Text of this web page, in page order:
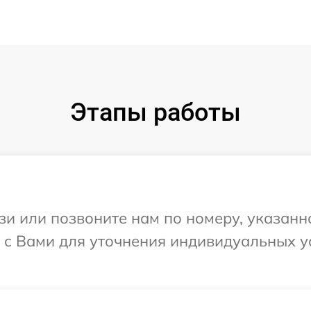
Этапы работы
или позвоните нам по номеру,
Вами для уточнения индивидуальных